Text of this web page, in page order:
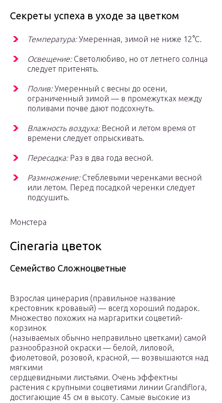
Секреты успеха в уходе за цветком
Температура:Умеренная, зимой не ниже 12°С.
Освещение:Светолюбиво, но от летнего солнца
следует притенять.
Полив:Умеренный с весны до осени,
ограниченный зимой — в промежутках между
поливами почве дают подсохнуть.
Влажность воздуха:Весной и летом время от
времени следует опрыскивать.
Пересадка:Раз в два года весной.
Размножение:Стеблевыми черенками весной
или летом. Перед посадкой черенки следует
подсушить.
Монстера
Cineraria цветок
Семейство Сложноцветные
Взрослая цинерария (правильное название
крестовник кровавый) — всегд хороший подарок.
Множество похожих на маргаритки соцветий-
корзинок
(называемых обычно неправильно цветками) самой
разнообразной окраски — белой, лиловой,
фиолетовой, розовой, красной, — возвышаются над
мягкими
сердцевидными листьями. Очень эффектны
растения с крупными соцветиями линии Grandiflora,
достигающие 45 см в высоту. Самые высокие из